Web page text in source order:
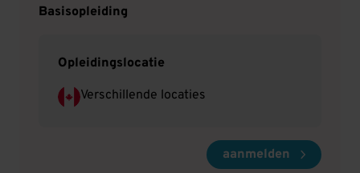
Basisopleiding
Opleidingslocatie
Verschillende locaties
aanmelden